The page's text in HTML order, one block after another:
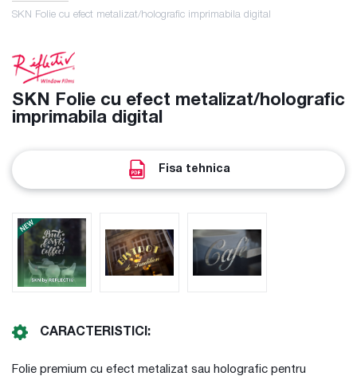
SKN Folie cu efect metalizat/holografic imprimabila digital
SKN Folie cu efect metalizat/holografic
imprimabila digital
Fisa tehnica
CARACTERISTICI:
Folie premium cu efect metalizat sau holografic pentru